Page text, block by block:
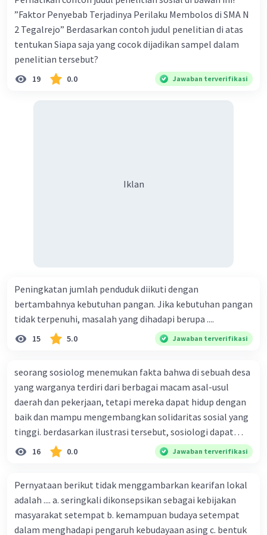
masyarakat.
- Mempengaruhi kepribadian individu sebagai
anggota masyarakat.
- Sebagai salah satu metode kontrol sosial yang
dapat menentukan batas antara apa yang harus
dilakukan maupun yang akan diucapkan.
”Faktor Penyebab Terjadinya Perilaku Membolos di SMA N
2 Tegalrejo” Berdasarkan contoh judul penelitian di atas
tentukan Siapa saja yang cocok dijadikan sampel dalam
penelitian tersebut?
19 0.0 Jawaban terverifikasi
Iklan
Peningkatan jumlah penduduk diikuti dengan
bertambahnya kebutuhan pangan. Jika kebutuhan pangan
tidak terpenuhi, masalah yang dihadapi berupa ....
15 5.0 Jawaban terverifikasi
seorang sosiolog menemukan fakta bahwa di sebuah desa
yang warganya terdiri dari berbagai macam asal-usul
daerah dan pekerjaan, tetapi mereka dapat hidup dengan
baik dan mampu mengembangkan solidaritas sosial yang
tinggi. berdasarkan ilustrasi tersebut, sosiologi dapat
berfungsi sebagai ilmu yang ....
16 0.0 Jawaban terverifikasi
Pernyataan berikut tidak menggambarkan kearifan lokal
adalah .... a. seringkali dikonsepsikan sebagai kebijakan
masyarakat setempat b. kemampuan budaya setempat
dalam menghadapi pengaruh kebudayaan asing c. bentuk